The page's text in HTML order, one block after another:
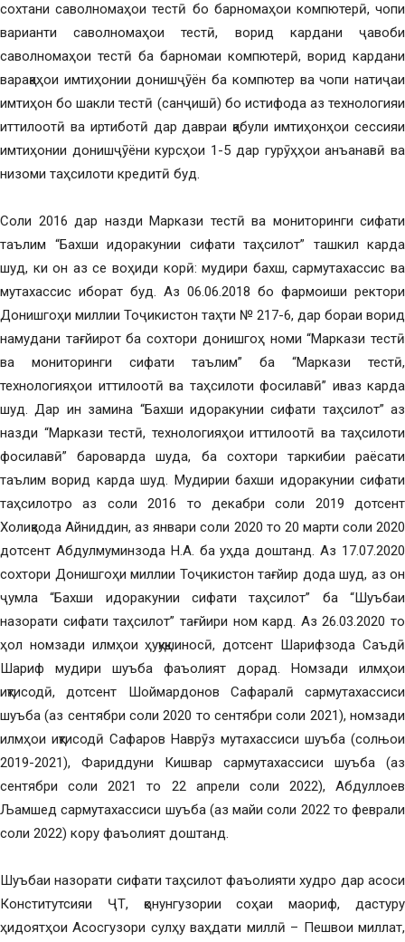
сохтани саволномаҳои тестӣ бо барномаҳои компютерӣ, чопи
варианти саволномаҳои тестӣ, ворид кардани ҷавоби
саволномаҳои тестӣ ба барномаи компютерӣ, ворид кардани
варақаҳои имтиҳонии донишҷӯён ба компютер ва чопи натиҷаи
имтиҳон бо шакли тестӣ (санҷишӣ) бо истифода аз технологияи
иттилоотӣ ва иртиботӣ дар давраи қабули имтиҳонҳои сессияи
имтиҳонии донишҷӯёни курсҳои 1-5 дар гурӯҳҳои анъанавӣ ва
низоми таҳсилоти кредитӣ буд.
Соли 2016 дар назди Маркази тестӣ ва мониторинги сифати
таълим “Бахши идоракунии сифати таҳсилот” ташкил карда
шуд, ки он аз се воҳиди корӣ: мудири бахш, сармутахассис ва
мутахассис иборат буд. Аз 06.06.2018 бо фармоиши ректори
Донишгоҳи миллии Тоҷикистон таҳти № 217-6, дар бораи ворид
намудани тағйирот ба сохтори донишгоҳ номи “Маркази тестӣ
ва мониторинги сифати таълим” ба “Маркази тестӣ,
технологияҳои иттилоотӣ ва таҳсилоти фосилавӣ” иваз карда
шуд. Дар ин замина “Бахши идоракунии сифати таҳсилот” аз
назди “Маркази тестӣ, технологияҳои иттилоотӣ ва таҳсилоти
фосилавӣ” бароварда шуда, ба сохтори таркибии раёсати
таълим ворид карда шуд. Мудирии бахши идоракунии сифати
таҳсилотро аз соли 2016 то декабри соли 2019 дотсент
Холиқзода Айниддин, аз январи соли 2020 то 20 марти соли 2020
дотсент Абдулмуминзода Н.А. ба уҳда доштанд. Аз 17.07.2020
сохтори Донишгоҳи миллии Тоҷикистон тағйир дода шуд, аз он
ҷумла “Бахши идоракунии сифати таҳсилот” ба “Шуъбаи
назорати сифати таҳсилот” тағйири ном кард. Аз 26.03.2020 то
ҳол номзади илмҳои ҳуқуқшиносӣ, дотсент Шарифзода Саъдӣ
Шариф мудири шуъба фаъолият дорад. Номзади илмҳои
иқтисодӣ, дотсент Шоймардонов Сафаралӣ сармутахассиси
шуъба (аз сентябри соли 2020 то сентябри соли 2021), номзади
илмҳои иқтисодӣ Сафаров Наврӯз мутахассиси шуъба (солњои
2019-2021), Фариддуни Кишвар сармутахассиси шуъба (аз
сентябри соли 2021 то 22 апрели соли 2022), Абдуллоев
Љамшед сармутахассиси шуъба (аз майи соли 2022 то феврали
соли 2022) кору фаъолият доштанд.
Шуъбаи назорати сифати таҳсилот фаъолияти худро дар асоси
Конститутсияи ҶТ, қонунгузории соҳаи маориф, дастуру
ҳидоятҳои Асосгузори сулҳу ваҳдати миллӣ – Пешвои миллат,